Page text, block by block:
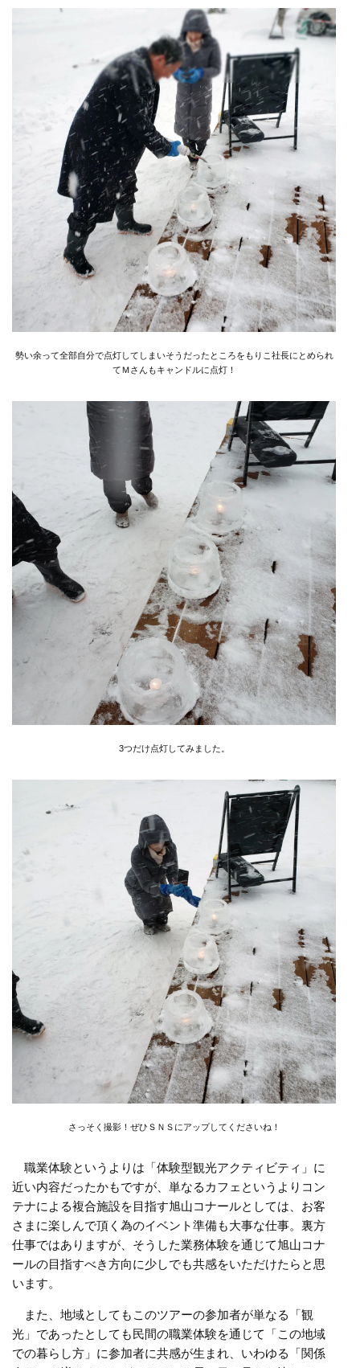
勢い余って全部自分で点灯してしまいそうだったところをもりこ社長にとめられ
てＭさんもキャンドルに点灯！
3つだけ点灯してみました。
さっそく撮影！ぜひＳＮＳにアップしてくださいね！
職業体験というよりは「体験型観光アクティビティ」に
近い内容だったかもですが、単なるカフェというよりコン
テナによる複合施設を目指す旭山コナールとしては、お客
さまに楽しんで頂く為のイベント準備も大事な仕事。裏方
仕事ではありますが、そうした業務体験を通じて旭山コナ
ールの目指すべき方向に少しでも共感をいただけたらと思
います。
また、地域としてもこのツアーの参加者が単なる「観
光」であったとしても民間の職業体験を通じて「この地域
での暮らし方」に参加者に共感が生まれ、いわゆる「関係